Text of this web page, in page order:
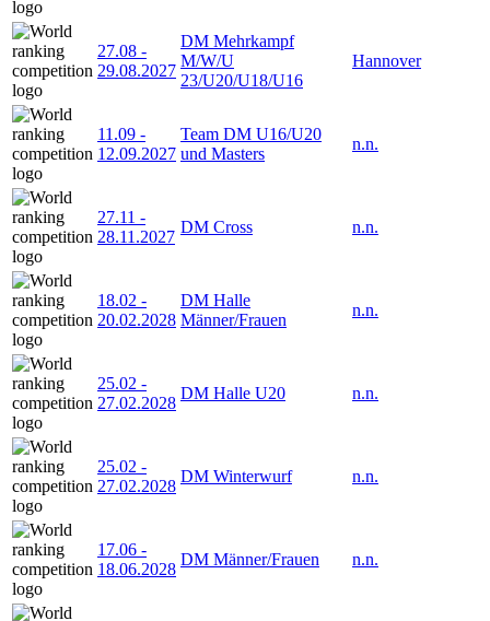
27.08 -
29.08.2027
DM Mehrkampf
M/W/U
23/U20/U18/U16
Hannover
11.09 -
12.09.2027
Team DM U16/U20
und Masters
n.n.
27.11 -
28.11.2027
DM Cross n.n.
18.02 -
20.02.2028
DM Halle
Männer/Frauen
n.n.
25.02 -
27.02.2028
DM Halle U20 n.n.
25.02 -
27.02.2028
DM Winterwurf n.n.
17.06 -
18.06.2028
DM Männer/Frauen n.n.